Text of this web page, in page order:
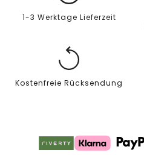
1-3 Werktage Lieferzeit
Kostenfreie Rücksendung